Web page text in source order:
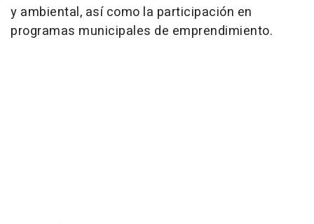
y ambiental, así como la participación en
programas municipales de emprendimiento.